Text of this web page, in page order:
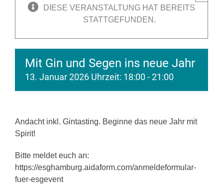
DIESE VERANSTALTUNG HAT BEREITS
STATTGEFUNDEN.
Mit Gin und Segen ins neue Jahr
13. Januar 2026 Uhrzeit: 18:00-21:00
Andacht inkl. Gintasting. Beginne das neue Jahr mit
Spirit!
Bitte meldet euch an:
https://esghamburg.aidaform.com/anmeldeformular-
fuer-esgevent